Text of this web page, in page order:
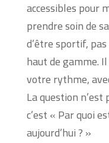
accessibles pour
prendre soin de
d’être sportif,
haut de gamme.
votre rythme,
La question
c’est « Par quoi
aujourd’hui ? »